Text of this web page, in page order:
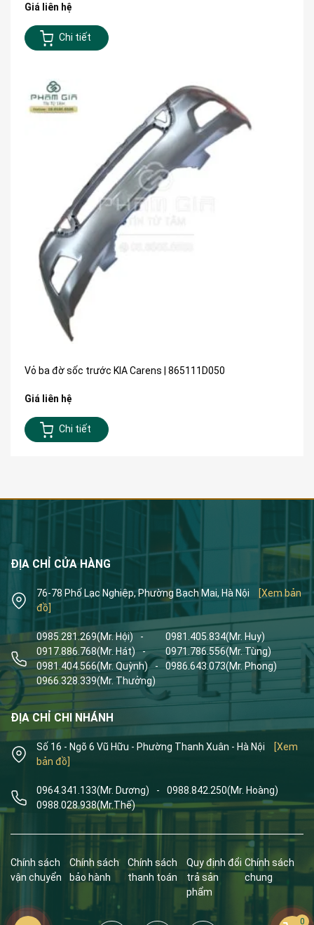
Giá liên hệ
Chi tiết
Vỏ ba đờ sốc trước KIA Carens | 865111D050
Giá liên hệ
Chi tiết
ĐỊA CHỈ CỬA HÀNG
76-78 Phố Lạc Nghiệp, Phường Bạch Mai, Hà Nội
[Xem bản
đồ]
0985.281.269(Mr. Hội) - 0981.405.834(Mr. Huy)
0917.886.768(Mr. Hát) - 0971.786.556(Mr. Tùng)
0981.404.566(Mr. Quỳnh) - 0986.643.073(Mr. Phong)
0966.328.339(Mr. Thưởng)
ĐỊA CHỈ CHI NHÁNH
Số 16 - Ngõ 6 Vũ Hữu - Phường Thanh Xuân - Hà Nội
[Xem
bản đồ]
0964.341.133(Mr. Dương) - 0988.842.250(Mr. Hoàng)
0988.028.938(Mr.Thế)
Chính sách
vận chuyển
Chính sách
bảo hành
Chính sách
thanh toán
Quy định đổi
trả sản
phẩm
Chính sách
chung
0